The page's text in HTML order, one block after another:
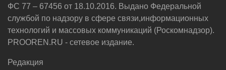
ФС 77 – 67456 от 18.10.2016. Выдано Федеральной
службой по надзору в сфере связи,информационных
технологий и массовых коммуникаций (Роскомнадзор).
PROOREN.RU - сетевое издание.
Редакция